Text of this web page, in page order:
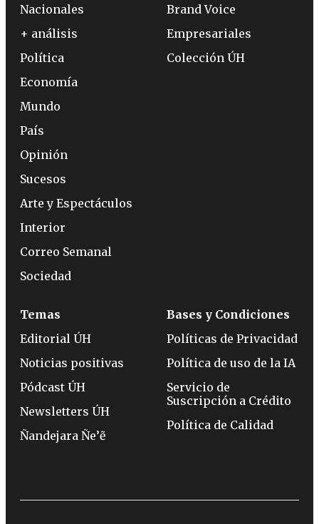
Nacionales
+ análisis
Política
Economía
Mundo
País
Opinión
Sucesos
Arte y Espectáculos
Interior
Correo Semanal
Sociedad
Brand Voice
Empresariales
Colección ÚH
Temas
Editorial ÚH
Noticias positivas
Pódcast ÚH
Newsletters ÚH
Ñandejara Ñe’ẽ
Bases y Condiciones
Políticas de Privacidad
Política de uso de la IA
Servicio de
Suscripción a Crédito
Política de Calidad